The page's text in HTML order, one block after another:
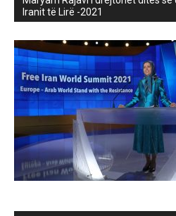
Iranit të Lirë -2021